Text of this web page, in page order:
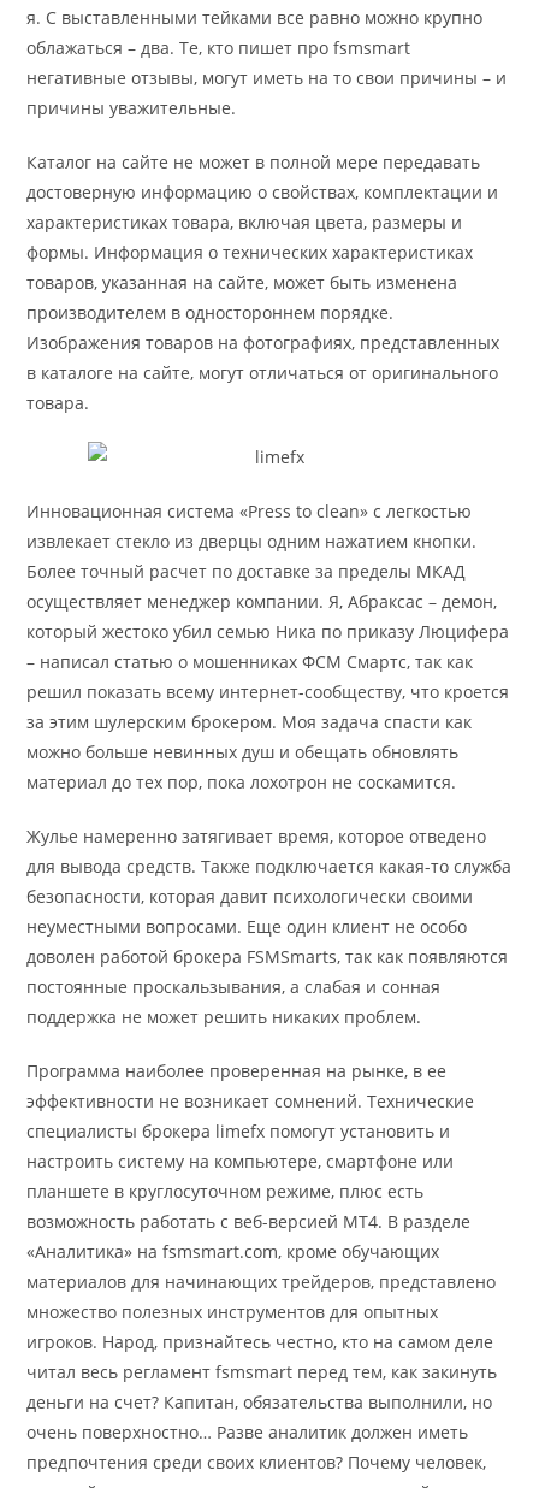
я. С выставленными тейками все равно можно крупно
облажаться – два. Те, кто пишет про fsmsmart
негативные отзывы, могут иметь на то свои причины – и
причины уважительные.
Каталог на сайте не может в полной мере передавать
достоверную информацию о свойствах, комплектации и
характеристиках товара, включая цвета, размеры и
формы. Информация о технических характеристиках
товаров, указанная на сайте, может быть изменена
производителем в одностороннем порядке.
Изображения товаров на фотографиях, представленных
в каталоге на сайте, могут отличаться от оригинального
товара.
Инновационная система «Press to clean» с легкостью
извлекает стекло из дверцы одним нажатием кнопки.
Более точный расчет по доставке за пределы МКАД
осуществляет менеджер компании. Я, Абраксас – демон,
который жестоко убил семью Ника по приказу Люцифера
– написал статью о мошенниках ФСМ Смартс, так как
решил показать всему интернет-сообществу, что кроется
за этим шулерским брокером. Моя задача спасти как
можно больше невинных душ и обещать обновлять
материал до тех пор, пока лохотрон не соскамится.
Жулье намеренно затягивает время, которое отведено
для вывода средств. Также подключается какая-то служба
безопасности, которая давит психологически своими
неуместными вопросами. Еще один клиент не особо
доволен работой брокера FSMSmarts, так как появляются
постоянные проскальзывания, а слабая и сонная
поддержка не может решить никаких проблем.
Программа наиболее проверенная на рынке, в ее
эффективности не возникает сомнений. Технические
специалисты брокера limefx помогут установить и
настроить систему на компьютере, смартфоне или
планшете в круглосуточном режиме, плюс есть
возможность работать с веб-версией MT4. В разделе
«Аналитика» на fsmsmart.com, кроме обучающих
материалов для начинающих трейдеров, представлено
множество полезных инструментов для опытных
игроков. Народ, признайтесь честно, кто на самом деле
читал весь регламент fsmsmart перед тем, как закинуть
деньги на счет? Капитан, обязательства выполнили, но
очень поверхностно… Разве аналитик должен иметь
предпочтения среди своих клиентов? Почему человек,